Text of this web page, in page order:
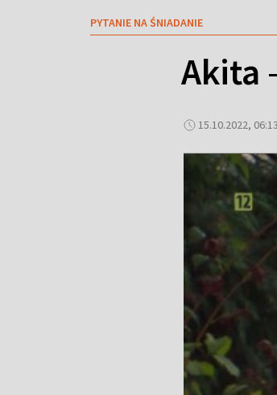
PYTANIE NA ŚNIADANIE
Akita
15.10.2022, 06:13